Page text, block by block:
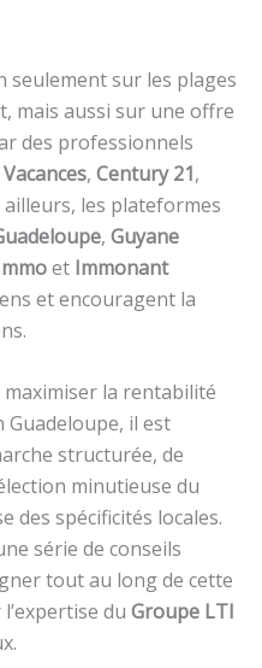
sur les plages
mais aussi sur une offre
des professionnels
, Century 21,
ailleurs, les plateformes
, Guyane
et Immonant
et encouragent la
la rentabilité
il est
structurée, de
minutieuse du
des spécificités locales.
série de conseils
tout au long de cette
du Groupe LTI